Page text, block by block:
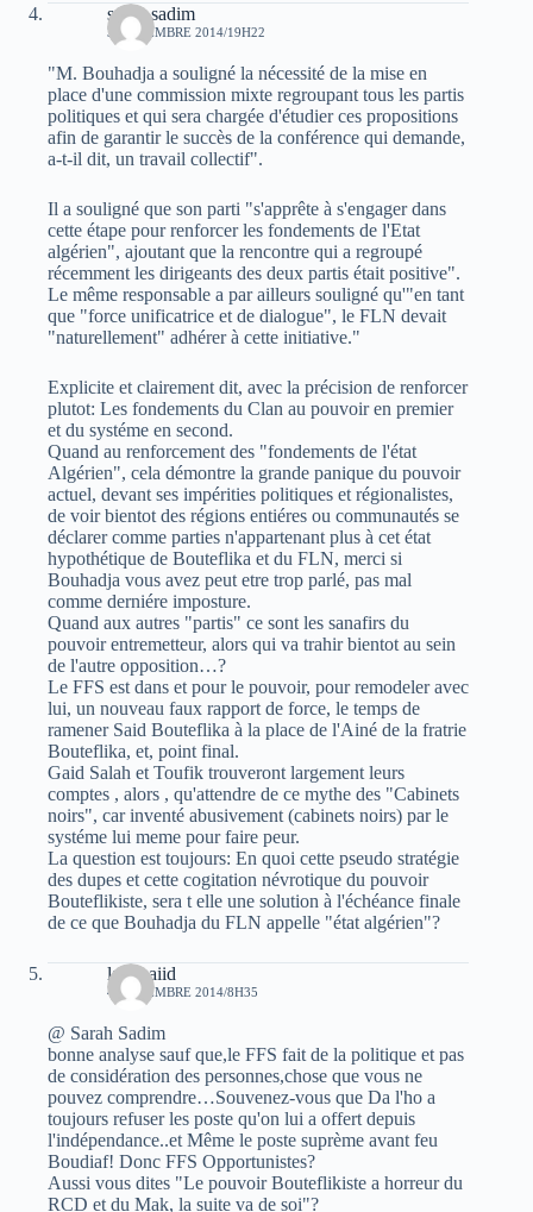
sarah sadim
3 NOVEMBRE 2014/19H22
"M. Bouhadja a souligné la nécessité de la mise en
place d'une commission mixte regroupant tous les partis
politiques et qui sera chargée d'étudier ces propositions
afin de garantir le succès de la conférence qui demande,
a-t-il dit, un travail collectif".
Il a souligné que son parti "s'apprête à s'engager dans
cette étape pour renforcer les fondements de l'Etat
algérien", ajoutant que la rencontre qui a regroupé
récemment les dirigeants des deux partis était positive".
Le même responsable a par ailleurs souligné qu'"en tant
que "force unificatrice et de dialogue", le FLN devait
"naturellement" adhérer à cette initiative."
Explicite et clairement dit, avec la précision de renforcer
plutot: Les fondements du Clan au pouvoir en premier
et du systéme en second.
Quand au renforcement des "fondements de l'état
Algérien", cela démontre la grande panique du pouvoir
actuel, devant ses impérities politiques et régionalistes,
de voir bientot des régions entiéres ou communautés se
déclarer comme parties n'appartenant plus à cet état
hypothétique de Bouteflika et du FLN, merci si
Bouhadja vous avez peut etre trop parlé, pas mal
comme derniére imposture.
Quand aux autres "partis" ce sont les sanafirs du
pouvoir entremetteur, alors qui va trahir bientot au sein
de l'autre opposition…?
Le FFS est dans et pour le pouvoir, pour remodeler avec
lui, un nouveau faux rapport de force, le temps de
ramener Said Bouteflika à la place de l'Ainé de la fratrie
Bouteflika, et, point final.
Gaid Salah et Toufik trouveront largement leurs
comptes , alors , qu'attendre de ce mythe des "Cabinets
noirs", car inventé abusivement (cabinets noirs) par le
systéme lui meme pour faire peur.
La question est toujours: En quoi cette pseudo stratégie
des dupes et cette cogitation névrotique du pouvoir
Bouteflikiste, sera t elle une solution à l'échéance finale
de ce que Bouhadja du FLN appelle "état algérien"?
laid baiid
4 NOVEMBRE 2014/8H35
@ Sarah Sadim
bonne analyse sauf que,le FFS fait de la politique et pas
de considération des personnes,chose que vous ne
pouvez comprendre…Souvenez-vous que Da l'ho a
toujours refuser les poste qu'on lui a offert depuis
l'indépendance..et Même le poste suprème avant feu
Boudiaf! Donc FFS Opportunistes?
Aussi vous dites "Le pouvoir Bouteflikiste a horreur du
RCD et du Mak, la suite va de soi"?